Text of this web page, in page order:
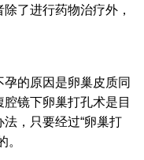
了进行药物治疗外，
的原因是卵巢皮质同
镜下卵巢打孔术是目
，只要经过“卵巢打
。